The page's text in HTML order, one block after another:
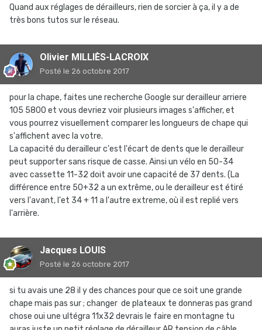
Quand aux réglages de dérailleurs, rien de sorcier à ça, il y a de
très bons tutos sur le réseau.
Olivier MILLIÈS-LACROIX
Posté le 26 octobre 2017
pour la chape, faites une recherche Google sur derailleur arriere
105 5800 et vous devriez voir plusieurs images s'afficher, et
vous pourrez visuellement comparer les longueurs de chape qui
s'affichent avec la votre.
La capacité du derailleur c'est l'écart de dents que le derailleur
peut supporter sans risque de casse. Ainsi un vélo en 50-34
avec cassette 11-32 doit avoir une capacité de 37 dents. (La
différence entre 50+32 a un extrême, ou le derailleur est étiré
vers l'avant, l'et 34 + 11 a l'autre extreme, où il est replié vers
l'arrière.
Jacques LOUIS
Posté le 26 octobre 2017
si tu avais une 28 il y des chances pour que ce soit une grande
chape mais pas sur ; changer de plateaux te donneras pas grand
chose oui une ultégra 11x32 devrais le faire en montagne tu